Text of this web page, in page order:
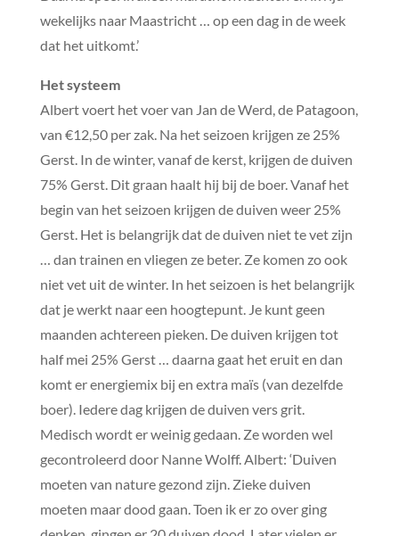
wekelijks naar Maastricht … op een dag in de week
dat het uitkomt.’
Het systeem
Albert voert het voer van Jan de Werd, de Patagoon,
van €12,50 per zak. Na het seizoen krijgen ze 25%
Gerst. In de winter, vanaf de kerst, krijgen de duiven
75% Gerst. Dit graan haalt hij bij de boer. Vanaf het
begin van het seizoen krijgen de duiven weer 25%
Gerst. Het is belangrijk dat de duiven niet te vet zijn
… dan trainen en vliegen ze beter. Ze komen zo ook
niet vet uit de winter. In het seizoen is het belangrijk
dat je werkt naar een hoogtepunt. Je kunt geen
maanden achtereen pieken. De duiven krijgen tot
half mei 25% Gerst … daarna gaat het eruit en dan
komt er energiemix bij en extra maïs (van dezelfde
boer). Iedere dag krijgen de duiven vers grit.
Medisch wordt er weinig gedaan. Ze worden wel
gecontroleerd door Nanne Wolff. Albert: ‘Duiven
moeten van nature gezond zijn. Zieke duiven
moeten maar dood gaan. Toen ik er zo over ging